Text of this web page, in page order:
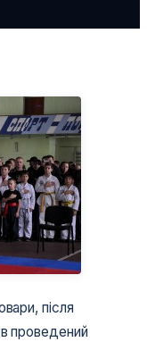
після
проведений